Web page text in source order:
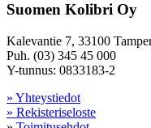
Suomen Kolibri Oy
Kalevantie 7, 33100
Puh. (03) 345 45 000
Y-tunnus: 0833183-2
» Yhteystiedot
» Rekisteriseloste